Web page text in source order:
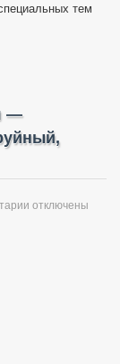
тем
—
котключены